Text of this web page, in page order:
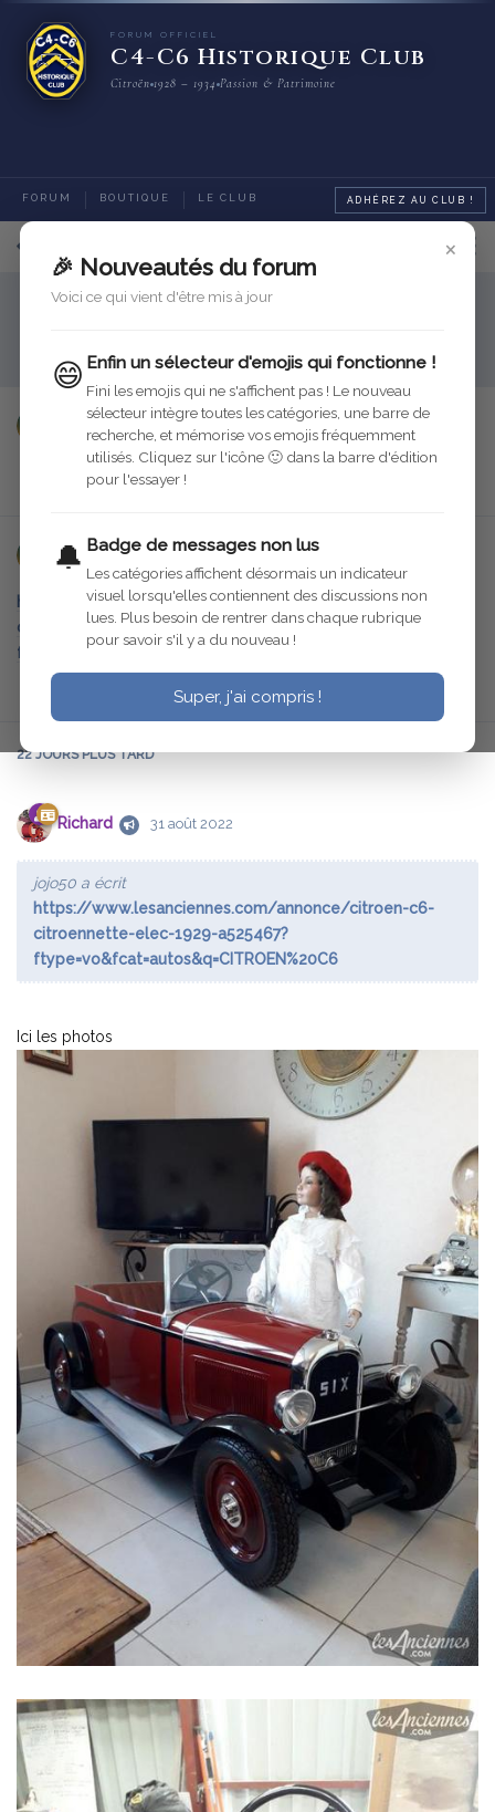
FORUM OFFICIEL
C4-C6 Historique Club
Citroën 1928 – 1934 Passion & Patrimoine
FORUM BOUTIQUE LE CLUB ADHÉREZ AU CLUB !
×
🎉 Nouveautés du forum
Voici ce qui vient d'être mis à jour
😄 Enfin un sélecteur d'emojis qui fonctionne !
Fini les emojis qui ne s'affichent pas ! Le nouveau
sélecteur intègre toutes les catégories, une barre de
recherche, et mémorise vos emojis fréquemment
utilisés. Cliquez sur l'icône 🙂 dans la barre d'édition
pour l'essayer !
🔔 Badge de messages non lus
Les catégories affichent désormais un indicateur
visuel lorsqu'elles contiennent des discussions non
lues. Plus besoin de rentrer dans chaque rubrique
pour savoir s'il y a du nouveau !
Super, j'ai compris !
Rubriques générales Jouets et miniatures Citroën
jojo50 9 août 2022
jojo50 9 août 2022
https://www.lesanciennes.com/annonce/citroen-c6-
citroennette-elec-1929-a525467?
ftype=vo&fcat=autos&q=CITROEN%20C6
Répondre
22 JOURSPLUS TARD
Richard 31 août 2022
jojo50 a écrit
https://www.lesanciennes.com/annonce/citroen-c6-
citroennette-elec-1929-a525467?
ftype=vo&fcat=autos&q=CITROEN%20C6
Ici les photos